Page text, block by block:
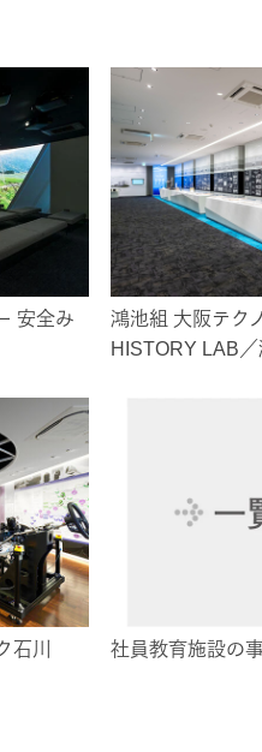
安全み
鴻池組 大阪テク
HISTORY LAB／
石川 社員教育施設の